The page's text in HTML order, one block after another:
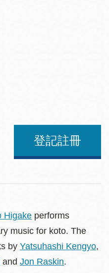
登記註冊
Higake performs
music for koto. The
by Yatsuhashi Kengyo,
and Jon Raskin.